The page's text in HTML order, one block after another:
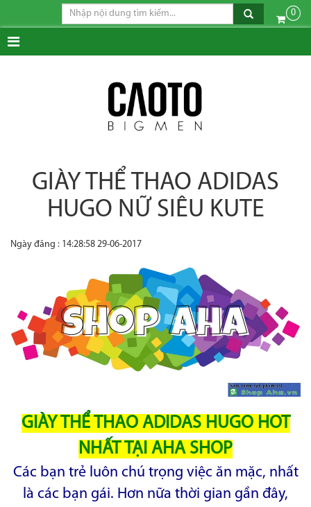
0
GIÀY THỂ THAO ADIDAS
HUGO NỮ SIÊU KUTE
Ngày đăng : 14:28:58 29-06-2017
GIÀY THỂ THAO ADIDAS HUGO HOT
NHẤT TẠI AHA SHOP
Các bạn trẻ luôn chú trọng việc ăn mặc, nhất
là các bạn gái. Hơn nữa thời gian gần đây,